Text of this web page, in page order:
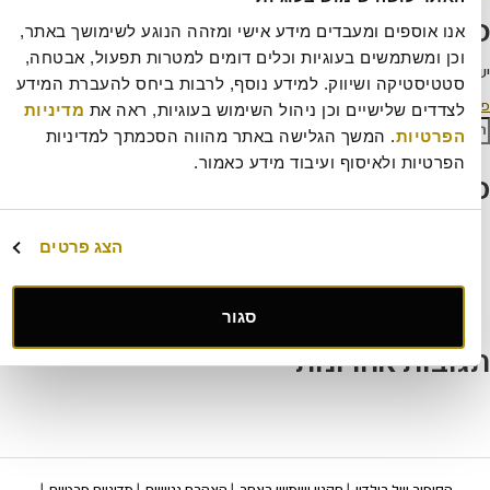
אנו אוספים ומעבדים מידע אישי ומזהה הנוגע לשימושך באתר,
וכן ומשתמשים בעוגיות וכלים דומים למטרות תפעול, אבטחה,
סטטיסטיקה ושיווק. למידע נוסף, לרבות ביחס להעברת המידע
לצדדים שלישיים וכן ניהול השימוש בעוגיות, ראה את
מדיניות
הפרטיות
. המשך הגלישה באתר מהווה הסכמתך למדיניות
הפרטיות ולאיסוף ועיבוד מידע כאמור.
הצג פרטים
סגור
תגובה
להתחבר למערכת כדי לכתוב תגובה.
בלחם מחמצת שיפון
חיפוש
אחרונים
עוגת פאדג' שוקולד כשרה לפסח
חיתוכיות אגוזים בקרמל – עוגיות כשרות לפסח
אחרונות